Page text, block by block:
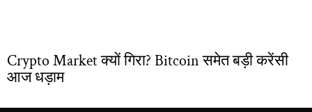
Crypto Market क्यों गिरा? Bitcoin समेत बड़ी करेंसी
आज धड़ाम